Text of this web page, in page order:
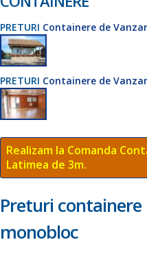
PRETURI Containere de
PRETURI Containere de
Realizam la Comanda
Latimea de 3m.
Preturi containere
monobloc